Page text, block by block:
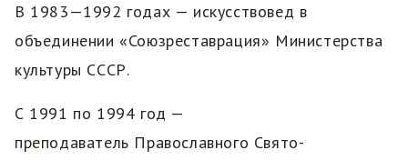
В 1983—1992 годах — искусствовед в
объединении «Союзреставрация» Министерства
культуры СССР.
С 1991 по 1994 год —
преподаватель Православного Свято-